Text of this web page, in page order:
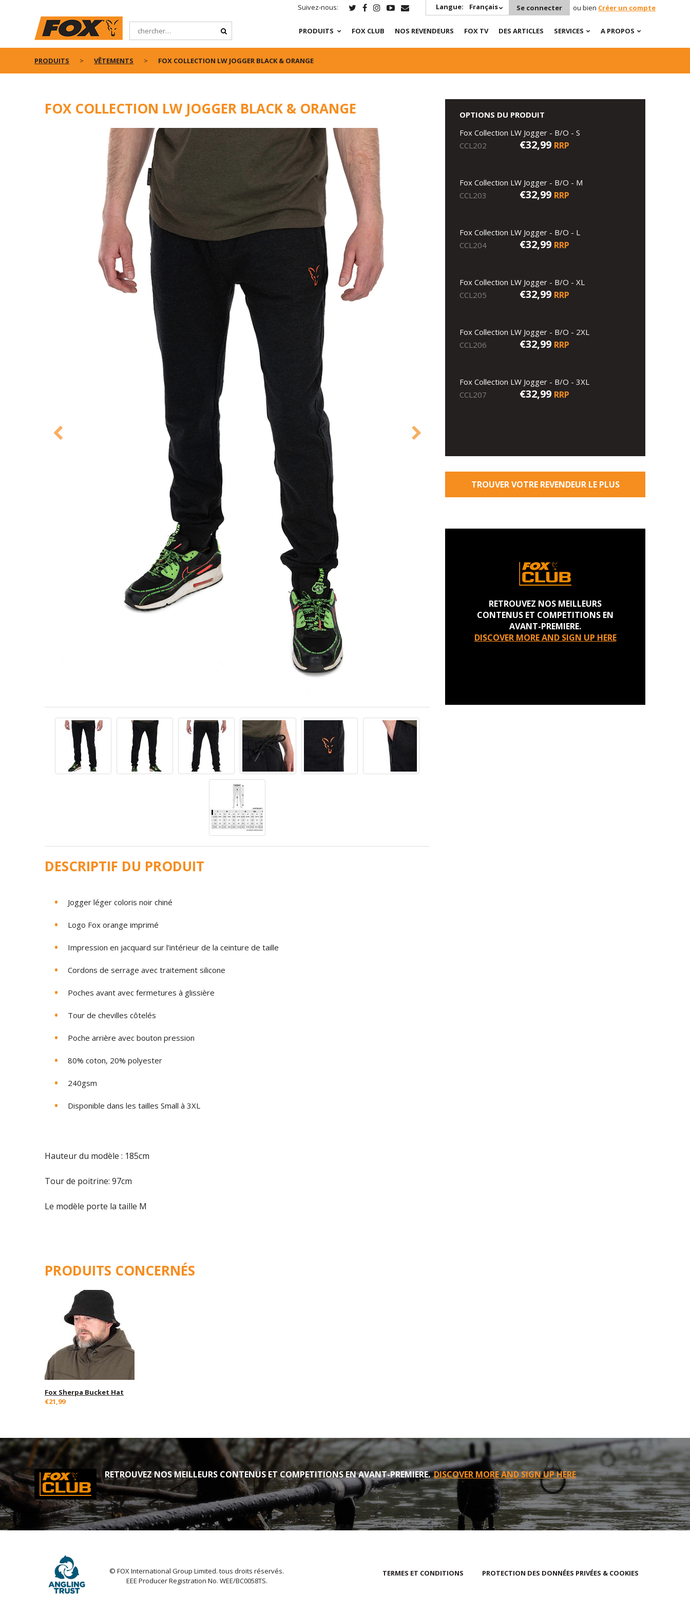
Suivez-nous: Langue: Français Se connecter ou bien Créer un compte
PRODUITS FOX CLUB NOS REVENDEURS FOX TV DES ARTICLES SERVICES A PROPOS
PRODUITS VÊTEMENTS FOX COLLECTION LW JOGGER BLACK & ORANGE
FOX COLLECTION LW JOGGER BLACK & ORANGE
DESCRIPTIF DU PRODUIT
Jogger léger coloris noir chiné
Logo Fox orange imprimé
Impression en jacquard sur l’intérieur de la ceinture de taille
Cordons de serrage avec traitement silicone
Poches avant avec fermetures à glissière
Tour de chevilles côtelés
Poche arrière avec bouton pression
80% coton, 20% polyester
240gsm
Disponible dans les tailles Small à 3XL
Hauteur du modèle : 185cm
Tour de poitrine: 97cm
Le modèle porte la taille M
OPTIONS DU PRODUIT
Fox Collection LW Jogger - B/O - S
CCL202
€32,99 RRP
Fox Collection LW Jogger - B/O - M
CCL203
€32,99 RRP
Fox Collection LW Jogger - B/O - L
CCL204
€32,99 RRP
Fox Collection LW Jogger - B/O - XL
CCL205
€32,99 RRP
Fox Collection LW Jogger - B/O - 2XL
CCL206
€32,99 RRP
Fox Collection LW Jogger - B/O - 3XL
CCL207
€32,99 RRP
TROUVER VOTRE REVENDEUR LE PLUS
RETROUVEZ NOS MEILLEURS
CONTENUS ET COMPETITIONS EN
AVANT-PREMIERE.
DISCOVER MORE AND SIGN UP HERE
PRODUITS CONCERNÉS
Fox Sherpa Bucket Hat
€21,99
RETROUVEZ NOS MEILLEURS CONTENUS ET COMPETITIONS EN AVANT-PREMIERE.DISCOVER MORE AND SIGN UP HERE
© FOX International Group Limited. tous droits réservés.
EEE Producer Registration No. WEE/BC0058TS.
TERMES ET CONDITIONS PROTECTION DES DONNÉES PRIVÉES & COOKIES